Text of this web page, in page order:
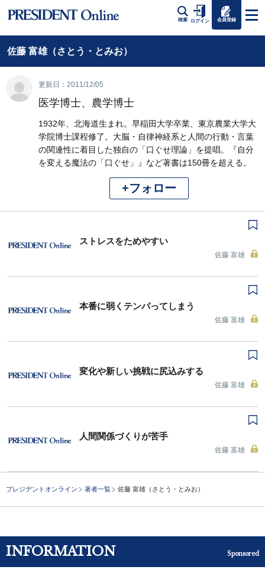
検索 ログイン 会員登録
佐藤 富雄（さとう・とみお）
更新日：2011/12/05
医学博士、農学博士
1932年、北海道生まれ。早稲田大学卒業、東京農業大学大
学院博士課程修了。大脳・自律神経系と人間の行動・言葉
の関連性に着目した独自の「口ぐせ理論」を提唱。『自分
を変える魔法の「口ぐせ」』など著書は150冊を超える。
+フォロー
ストレスをためやすい
佐藤 富雄
本番に弱くテンパってしまう
佐藤 富雄
変化や新しい挑戦に尻込みする
佐藤 富雄
人間関係づくりが苦手
佐藤 富雄
プレジデントオンライン 著者一覧 佐藤 富雄（さとう・とみお）
INFORMATION Sponsored